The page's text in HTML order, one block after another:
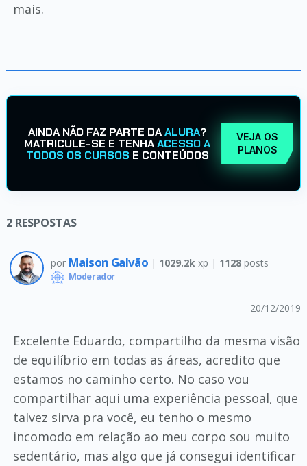
mais.
AINDA NÃO FAZ PARTE DAALURA?
MATRICULE-SE E TENHAACESSO A
TODOS OS CURSOS E CONTEÚDOS
VEJA OS
PLANOS
2 RESPOSTAS
por Maison Galvão | 1029.2k xp | 1128posts
Moderador
20/12/2019
Excelente Eduardo, compartilho da mesma visão
de equilíbrio em todas as áreas, acredito que
estamos no caminho certo. No caso vou
compartilhar aqui uma experiência pessoal, que
talvez sirva pra você, eu tenho o mesmo
incomodo em relação ao meu corpo sou muito
sedentário, mas algo que já consegui identificar